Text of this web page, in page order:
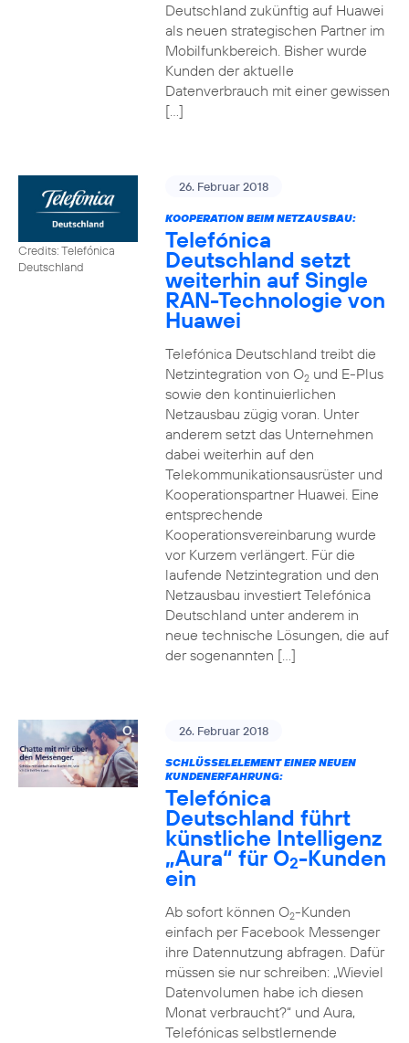
Deutschland zukünftig auf Huawei
als neuen strategischen Partner im
Mobilfunkbereich. Bisher wurde
Kunden der aktuelle
Datenverbrauch mit einer gewissen
[…]
Credits: Telefónica
Deutschland
26. Februar 2018
KOOPERATION BEIM NETZAUSBAU:
Telefónica
Deutschland setzt
weiterhin auf Single
RAN-Technologie von
Huawei
Telefónica Deutschland treibt die
Netzintegration von O2und E-Plus
sowie den kontinuierlichen
Netzausbau zügig voran. Unter
anderem setzt das Unternehmen
dabei weiterhin auf den
Telekommunikationsausrüster und
Kooperationspartner Huawei. Eine
entsprechende
Kooperationsvereinbarung wurde
vor Kurzem verlängert. Für die
laufende Netzintegration und den
Netzausbau investiert Telefónica
Deutschland unter anderem in
neue technische Lösungen, die auf
der sogenannten […]
26. Februar 2018
SCHLÜSSELELEMENT EINER NEUEN
KUNDENERFAHRUNG:
Telefónica
Deutschland führt
künstliche Intelligenz
„Aura“ für O2-Kunden
ein
Ab sofort können O2-Kunden
einfach per Facebook Messenger
ihre Datennutzung abfragen. Dafür
müssen sie nur schreiben: „Wieviel
Datenvolumen habe ich diesen
Monat verbraucht?“ und Aura,
Telefónicas selbstlernende